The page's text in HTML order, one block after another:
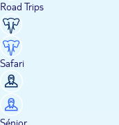
Road Trips
Safari